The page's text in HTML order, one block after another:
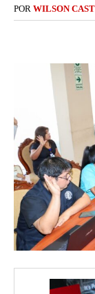
POR WILSON